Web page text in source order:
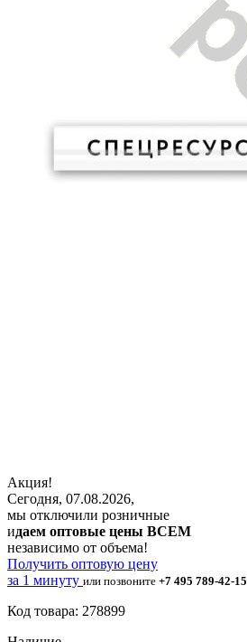
Акция!
Сегодня, 07.08.2026,
мы отключили розничные
идаем оптовые цены ВСЕМ
независимо от объема!
Получить оптовую цену
за 1 минуту или позвоните +7 495 789-42-15
Код товара: 278899